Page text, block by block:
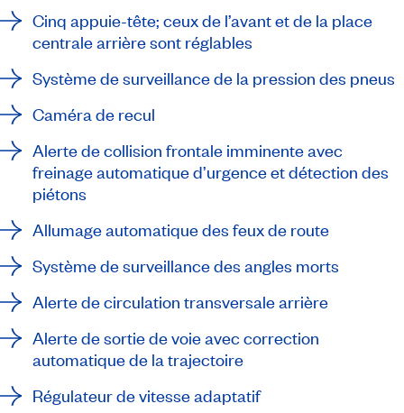
Cinq appuie-tête; ceux de l’avant et de la place
centrale arrière sont réglables
Système de surveillance de la pression des pneus
Caméra de recul
Alerte de collision frontale imminente avec
freinage automatique d’urgence et détection des
piétons
Allumage automatique des feux de route
Système de surveillance des angles morts
Alerte de circulation transversale arrière
Alerte de sortie de voie avec correction
automatique de la trajectoire
Régulateur de vitesse adaptatif